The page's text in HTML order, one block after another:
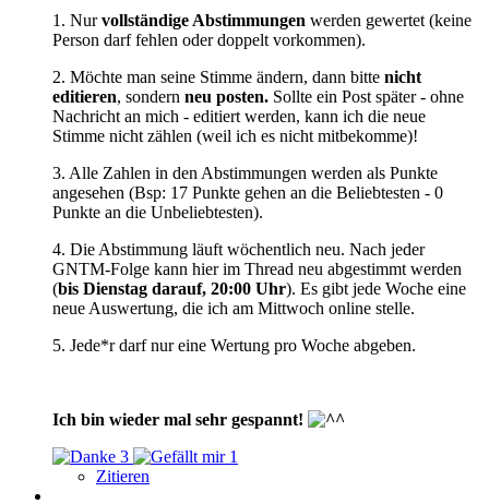
1. Nurvollständige Abstimmungen werden gewertet (keine
Person darf fehlen oder doppelt vorkommen).
2. Möchte man seine Stimme ändern, dann bitte nicht
editieren, sondern neu posten. Sollte ein Post später - ohne
Nachricht an mich - editiert werden, kann ich die neue
Stimme nicht zählen (weil ich es nicht mitbekomme)!
3. Alle Zahlen in den Abstimmungen werden als Punkte
angesehen (Bsp: 17 Punkte gehen an die Beliebtesten - 0
Punkte an die Unbeliebtesten).
4. Die Abstimmung läuft wöchentlich neu. Nach jeder
GNTM-Folge kann hier im Thread neu abgestimmt werden
(bis Dienstag darauf, 20:00 Uhr). Es gibt jede Woche eine
neue Auswertung, die ich am Mittwoch online stelle.
5. Jede*r darf nur eine Wertung pro Woche abgeben.
Ich bin wieder mal sehr gespannt!
3
1
Zitieren